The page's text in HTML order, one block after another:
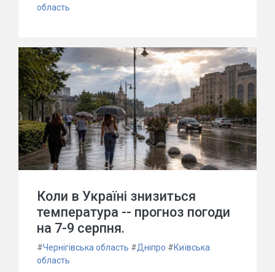
область
Коли в Україні знизиться
температура -- прогноз погоди
на 7-9 серпня.
#Чернігівська область #Дніпро #Київська
область